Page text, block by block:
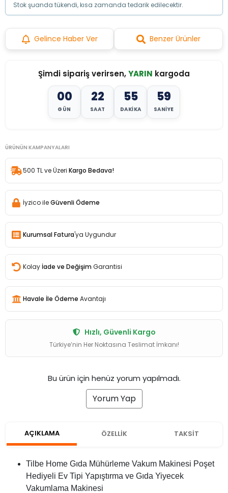
Stok şuanda tükendi, kısa zamanda tedarik edilecektir.
Gelince Haber Ver Benzer Ürünler
Şimdi sipariş verirsen,YARIN kargoda
00
GÜN
22
SAAT
55
DAKIKA
57
SANIYE
ÜRÜNÜN KAMPANYALARI
500 TL ve Üzeri Kargo Bedava!
İyzico ileGüvenli Ödeme
Kurumsal Fatura'ya Uygundur
Kolay İade ve Değişim Garantisi
Havale İle Ödeme Avantajı
Hızlı, Güvenli Kargo
Türkiye’nin Her Noktasına Teslimat İmkanı!
Bu ürün için henüz yorum yapılmadı.
Yorum Yap
AÇIKLAMA ÖZELLİK TAKSİT
Tilbe Home Gıda Mühürleme Vakum Makinesi Poşet
Hediyeli Ev Tipi Yapıştırma ve Gıda Yiyecek
Vakumlama Makinesi